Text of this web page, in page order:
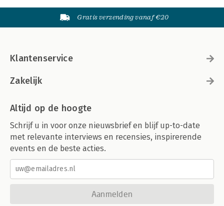
Gratis verzending vanaf €20
Klantenservice
Zakelijk
Altijd op de hoogte
Schrijf u in voor onze nieuwsbrief en blijf up-to-date
met relevante interviews en recensies, inspirerende
events en de beste acties.
Aanmelden